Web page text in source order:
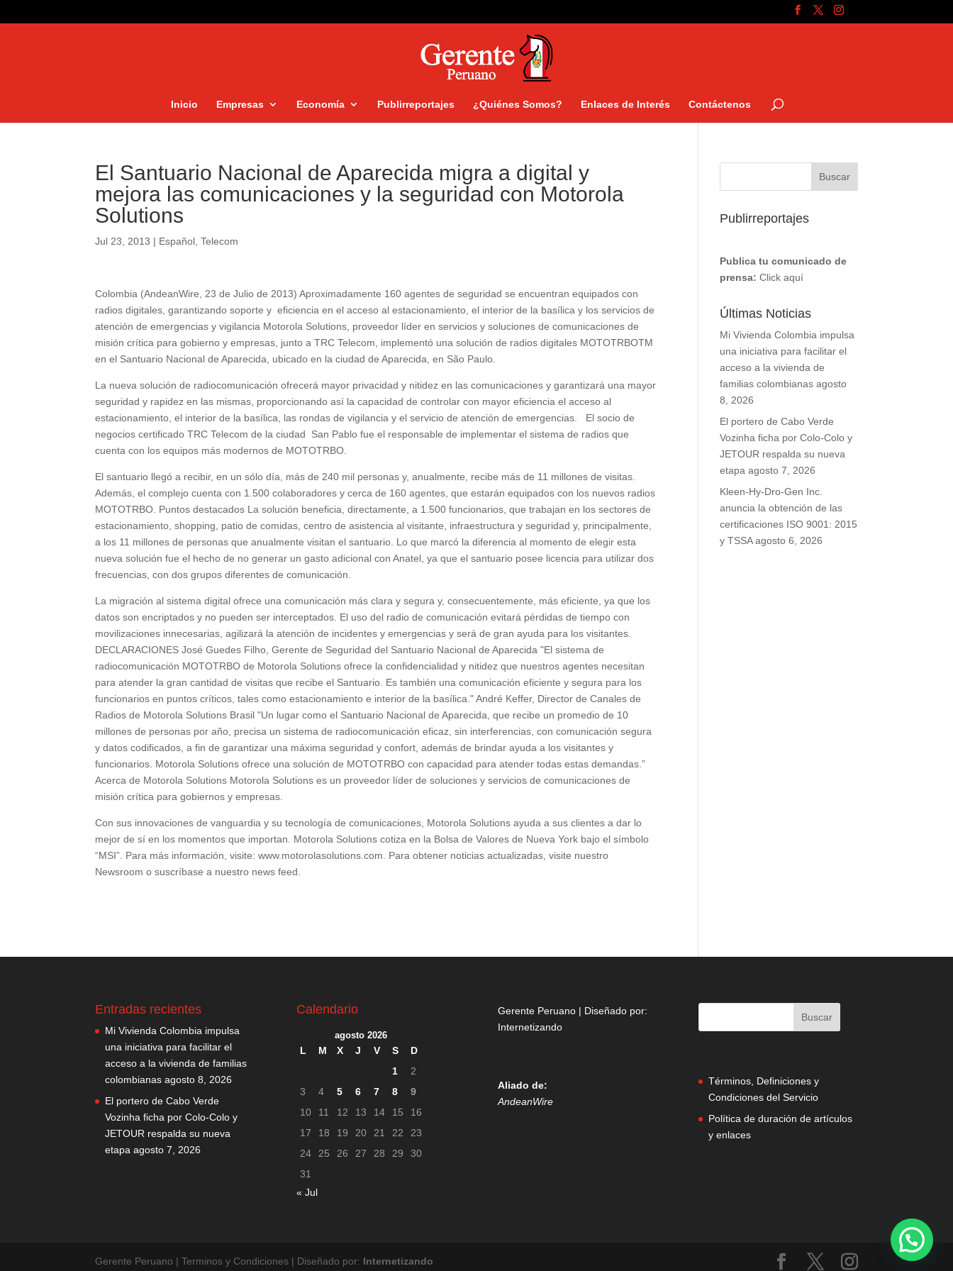
Inicio Empresas Economía Publirreportajes ¿Quiénes Somos? Enlaces de Interés Contáctenos
El Santuario Nacional de Aparecida migra a digital y
mejora las comunicaciones y la seguridad con Motorola
Solutions
Jul 23, 2013 | Español ,Telecom
Colombia (AndeanWire, 23 de Julio de 2013) Aproximadamente 160 agentes de seguridad se encuentran equipados con
radios digitales, garantizando soporte y eficiencia en el acceso al estacionamiento, el interior de la basílica y los servicios de
atención de emergencias y vigilancia Motorola Solutions, proveedor líder en servicios y soluciones de comunicaciones de
misión crítica para gobierno y empresas, junto a TRC Telecom, implementó una solución de radios digitales MOTOTRBOTM
en el Santuario Nacional de Aparecida, ubicado en la ciudad de Aparecida, en São Paulo.
La nueva solución de radiocomunicación ofrecerá mayor privacidad y nitidez en las comunicaciones y garantizará una mayor
seguridad y rapidez en las mismas, proporcionando así la capacidad de controlar con mayor eficiencia el acceso al
estacionamiento, el interior de la basílica, las rondas de vigilancia y el servicio de atención de emergencias. El socio de
negocios certificado TRC Telecom de la ciudad San Pablo fue el responsable de implementar el sistema de radios que
cuenta con los equipos más modernos de MOTOTRBO.
El santuario llegó a recibir, en un sólo día, más de 240 mil personas y, anualmente, recibe más de 11 millones de visitas.
Además, el complejo cuenta con 1.500 colaboradores y cerca de 160 agentes, que estarán equipados con los nuevos radios
MOTOTRBO. Puntos destacados La solución beneficia, directamente, a 1.500 funcionarios, que trabajan en los sectores de
estacionamiento, shopping, patio de comidas, centro de asistencia al visitante, infraestructura y seguridad y, principalmente,
a los 11 millones de personas que anualmente visitan el santuario. Lo que marcó la diferencia al momento de elegir esta
nueva solución fue el hecho de no generar un gasto adicional con Anatel, ya que el santuario posee licencia para utilizar dos
frecuencias, con dos grupos diferentes de comunicación.
La migración al sistema digital ofrece una comunicación más clara y segura y, consecuentemente, más eficiente, ya que los
datos son encriptados y no pueden ser interceptados. El uso del radio de comunicación evitará pérdidas de tiempo con
movilizaciones innecesarias, agilizará la atención de incidentes y emergencias y será de gran ayuda para los visitantes.
DECLARACIONES José Guedes Filho, Gerente de Seguridad del Santuario Nacional de Aparecida "El sistema de
radiocomunicación MOTOTRBO de Motorola Solutions ofrece la confidencialidad y nitidez que nuestros agentes necesitan
para atender la gran cantidad de visitas que recibe el Santuario. Es también una comunicación eficiente y segura para los
funcionarios en puntos críticos, tales como estacionamiento e interior de la basílica." André Keffer, Director de Canales de
Radios de Motorola Solutions Brasil "Un lugar como el Santuario Nacional de Aparecida, que recibe un promedio de 10
millones de personas por año, precisa un sistema de radiocomunicación eficaz, sin interferencias, con comunicación segura
y datos codificados, a fin de garantizar una máxima seguridad y confort, además de brindar ayuda a los visitantes y
funcionarios. Motorola Solutions ofrece una solución de MOTOTRBO con capacidad para atender todas estas demandas.”
Acerca de Motorola Solutions Motorola Solutions es un proveedor líder de soluciones y servicios de comunicaciones de
misión crítica para gobiernos y empresas.
Con sus innovaciones de vanguardia y su tecnología de comunicaciones, Motorola Solutions ayuda a sus clientes a dar lo
mejor de sí en los momentos que importan. Motorola Solutions cotiza en la Bolsa de Valores de Nueva York bajo el símbolo
“MSI”. Para más información, visite: www.motorolasolutions.com. Para obtener noticias actualizadas, visite nuestro
Newsroom o suscríbase a nuestro news feed.
Publirreportajes
Publica tu comunicado de
prensa: Click aquí
Últimas Noticias
Mi Vivienda Colombia impulsa
una iniciativa para facilitar el
acceso a la vivienda de
familias colombianas agosto
8, 2026
El portero de Cabo Verde
Vozinha ficha por Colo-Colo y
JETOUR respalda su nueva
etapa agosto 7, 2026
Kleen-Hy-Dro-Gen Inc.
anuncia la obtención de las
certificaciones ISO 9001: 2015
y TSSA agosto 6, 2026
Entradas recientes
Mi Vivienda Colombia impulsa
una iniciativa para facilitar el
acceso a la vivienda de familias
colombianas agosto 8, 2026
El portero de Cabo Verde
Vozinha ficha por Colo-Colo y
JETOUR respalda su nueva
etapa agosto 7, 2026
Calendario
agosto 2026
L M X J V S
D
1
2
3
4 5 6 7 8
9
10
11 12 13 14 15
16
17
18 19 20 21 22
23
24
25 26 27 28 29
30
31
« Jul
Gerente Peruano | Diseñado por:
Internetizando
Aliado de:
AndeanWire
Términos, Definiciones y
Condiciones del Servicio
Política de duración de artículos
y enlaces
Gerente Peruano | Terminos y Condiciones | Diseñado por: Internetizando